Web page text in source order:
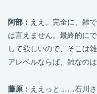
阿部： ええ。完全に、雑
は言えません。最終的に
して欲しいので、そこは
アレベルならば、雑なの
藤原： ええっと……石川さ